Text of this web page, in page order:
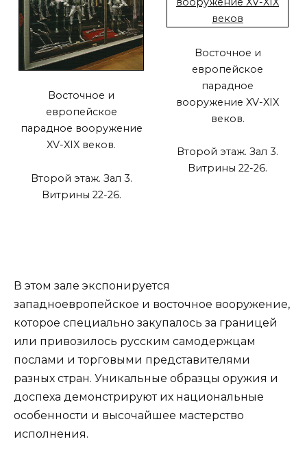
Восточное и
европейское
парадное вооружение
XV-XIX веков.
Второй этаж. Зал 3.
Витрины 22-26.
Восточное и
европейское
парадное
вооружение XV-XIX
веков.
Второй этаж. Зал 3.
Витрины 22-26.
В этом зале экспонируется
западноевропейское и восточное вооружение,
которое специально закупалось за границей
или привозилось русским самодержцам
послами и торговыми представителями
разных стран. Уникальные образцы оружия и
доспеха демонстрируют их национальные
особенности и высочайшее мастерство
исполнения.